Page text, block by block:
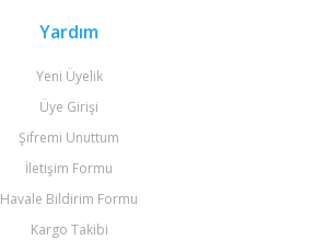
Yardım
Yeni Üyelik
Üye Girişi
Şifremi Unuttum
İletişim Formu
Havale Bildirim Formu
Kargo Takibi